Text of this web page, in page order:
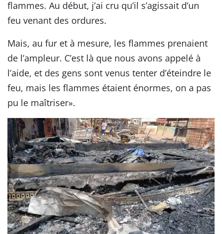
flammes. Au début, j’ai cru qu’il s’agissait d’un
feu venant des ordures.
Mais, au fur et à mesure, les flammes prenaient
de l’ampleur. C’est là que nous avons appelé à
l’aide, et des gens sont venus tenter d’éteindre le
feu, mais les flammes étaient énormes, on a pas
pu le maîtriser».